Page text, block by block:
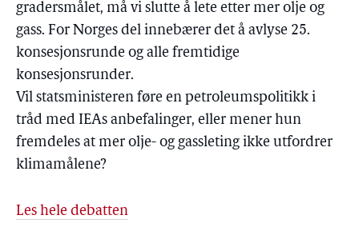
gradersmålet, må vi slutte å lete etter mer olje og
gass. For Norges del innebærer det å avlyse 25.
konsesjonsrunde og alle fremtidige
konsesjonsrunder.
Vil statsministeren føre en petroleumspolitikk i
tråd med IEAs anbefalinger, eller mener hun
fremdeles at mer olje- og gassleting ikke utfordrer
klimamålene?
Les hele debatten